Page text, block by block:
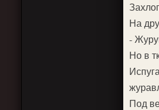
На
-
Но в
Под